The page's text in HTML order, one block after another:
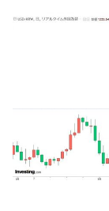
『Money1』
す」⇒「金を経